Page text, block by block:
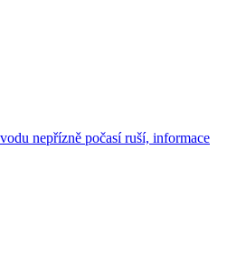
nepřízně počasí ruší, informace